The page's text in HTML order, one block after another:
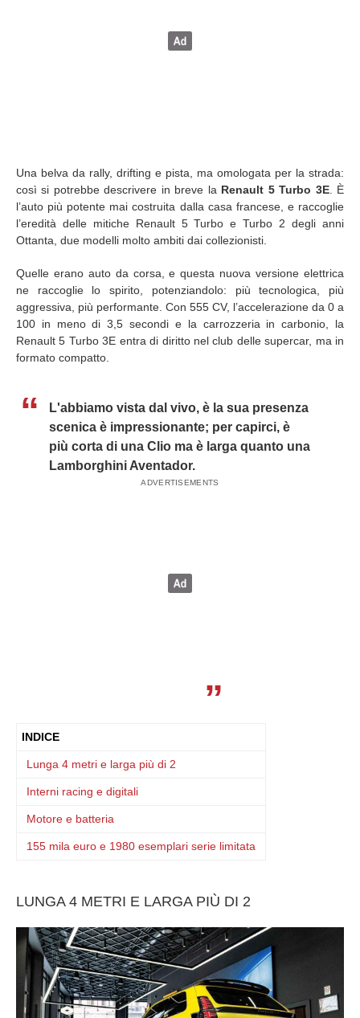
Una belva da rally, drifting e pista, ma omologata per la strada:
così si potrebbe descrivere in breve la Renault 5 Turbo 3E. È
l’auto più potente mai costruita dalla casa francese, e raccoglie
l’eredità delle mitiche Renault 5 Turbo e Turbo 2 degli anni
Ottanta, due modelli molto ambiti dai collezionisti.
Quelle erano auto da corsa, e questa nuova versione elettrica
ne raccoglie lo spirito, potenziandolo: più tecnologica, più
aggressiva, più performante. Con 555 CV, l’accelerazione da 0 a
100 in meno di 3,5 secondi e la carrozzeria in carbonio, la
Renault 5 Turbo 3E entra di diritto nel club delle supercar, ma in
formato compatto.
L'abbiamo vista dal vivo, è la sua presenza
scenica è impressionante; per capirci, è
più corta di una Clio ma è larga quanto una
Lamborghini Aventador.
INDICE
Lunga 4 metri e larga più di 2
Interni racing e digitali
Motore e batteria
155 mila euro e 1980 esemplari serie limitata
LUNGA 4 METRI E LARGA PIÙ DI 2